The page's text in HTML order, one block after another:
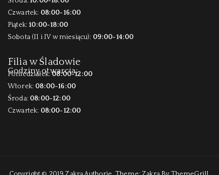
Czwartek: 08:00-16:00
Piątek:10:00-18:00
Sobota (II i IV w miesiącu): 09:00-14:00
Filia w Śladowie
Godziny otwarcia:
Poniedziałek:08:00-12:00
Wtorek: 08:00-16:00
Środa: 08:00-12:00
Czwartek: 08:00-12:00